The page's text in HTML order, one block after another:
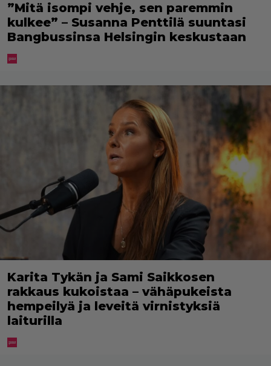
”Mitä isompi vehje, sen paremmin
kulkee” – Susanna Penttilä suuntasi
Bangbussinsa Helsingin keskustaan
Karita Tykän ja Sami Saikkosen
rakkaus kukoistaa – vähäpukeista
hempeilyä ja leveitä virnistyksiä
laiturilla